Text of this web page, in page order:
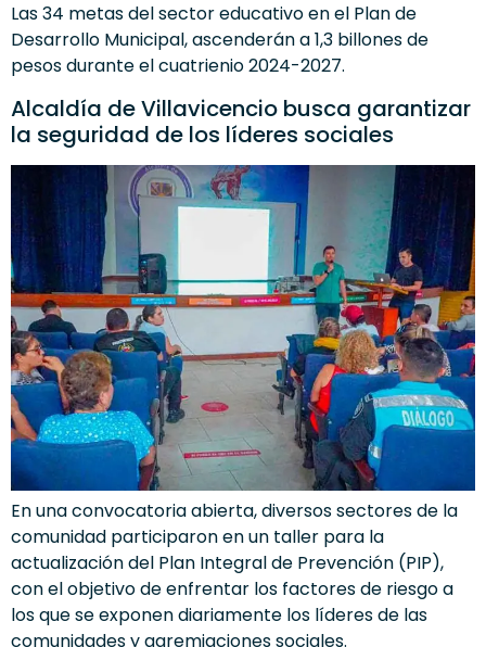
Las 34 metas del sector educativo en el Plan de
Desarrollo Municipal, ascenderán a 1,3 billones de
pesos durante el cuatrienio 2024-2027.
Alcaldía de Villavicencio busca garantizar
la seguridad de los líderes sociales
En una convocatoria abierta, diversos sectores de la
comunidad participaron en un taller para la
actualización del Plan Integral de Prevención (PIP),
con el objetivo de enfrentar los factores de riesgo a
los que se exponen diariamente los líderes de las
comunidades y agremiaciones sociales.